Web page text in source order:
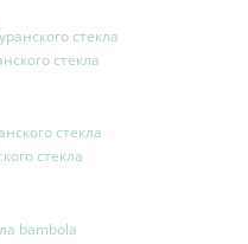
стекла
стекла